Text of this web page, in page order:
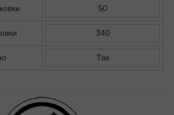
50
340
Так